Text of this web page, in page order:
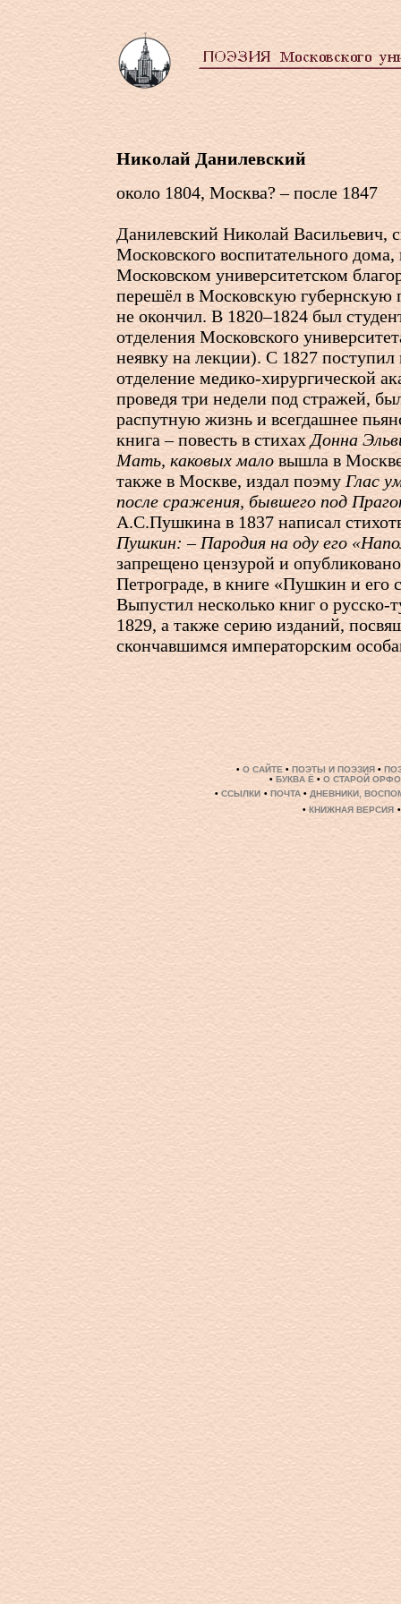
Николай Данилевский
около 1804, Москва? – после 1847
Данилевский Николай Васильевич,
Московского воспитательного дома,
Московском университетском
перешёл в Московскую губернскую
не окончил. В 1820–1824 был
отделения Московского
неявку на лекции). С 1827 поступил
отделение медико-хирургической
проведя три недели под стражей,
распутную жизнь и всегдашнее
книга – повесть в стихах Донна
Мать, каковых мало вышла в
также в Москве, издал поэму Глас
после сражения, бывшего под
А.С.Пушкина в 1837 написал
Пушкин: – Пародия на оду его
запрещено цензурой и
Петрограде, в книге «Пушкин и его
Выпустил несколько книг о русско-
1829, а также серию изданий,
скончавшимся императорским